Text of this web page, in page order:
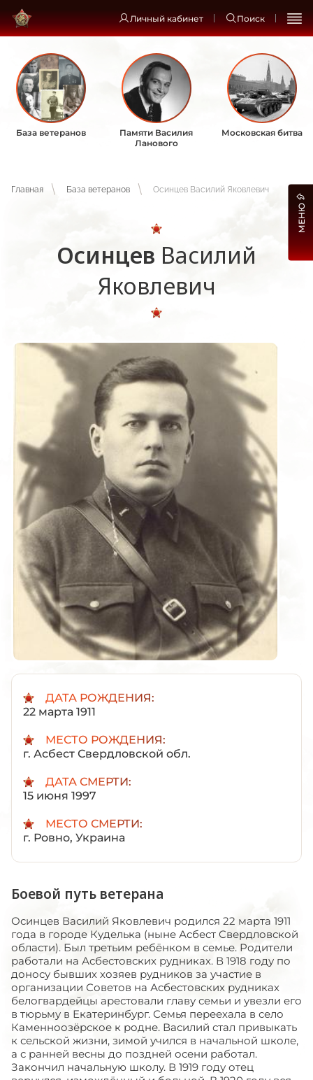
Личный кабинет Поиск
База ветеранов
Памяти Василия
Ланового
Московская битва
Главная База ветеранов Осинцев Василий Яковлевич
Осинцев Василий
Яковлевич
ДАТА РОЖДЕНИЯ:
22 марта 1911
МЕСТО РОЖДЕНИЯ:
г. Асбест Свердловской обл.
ДАТА СМЕРТИ:
15 июня 1997
МЕСТО СМЕРТИ:
г. Ровно, Украина
Боевой путь ветерана
Осинцев Василий Яковлевич родился 22 марта 1911 года в городе Куделька (ныне Асбест Свердловской области). Был третьим ребёнком в семье. Родители работали на Асбестовских рудниках. В 1918 году по доносу бывших хозяев рудников за участие в организации Советов на Асбестовских рудниках белогвардейцы арестовали главу семьи и увезли его в тюрьму в Екатеринбург. Семья переехала в село Каменноозёрское к родне. Василий стал привыкать к сельской жизни, зимой учился в начальной школе, а с ранней весны до поздней осени работал. Закончил начальную школу. В 1919 году отец вернулся, измождённый и больной. В 1920 году вся семья переболела тифом, в 1921 году с трудом выжили во время голода, ели лепёшки из травы, в семье тогда была ещё одна новорожденная девочка. В 1923 Василий вынужден был работать на кулака, который "оплатил" труд рваными ботинками. Вася их не взял, бросил в лицо кулаку. В 1927 году в возрасте 16 лет пошёл работать на Асбестовские рудники. работа была чрезвычайно тяжёлой. Ненадолго вернулся домой, затем опять работал на рудниках на хозяина. Чуть позже, приписав себе год, оформился в конторе забойщиком и работал на рудниках до весны 1929 года. Затем вернулся в село, всей семьёй вступили в колхоз. Тогда же Василий вступил в комсомол. В июле 1930 года после тяжёлой болезни умер отец. Вся забота о матери и сёстрах легла на плечи Василия. В конце 1930 года в возрасте 19 лет Василия Осинцева выбрали председателем колхоза, самоотвод не приняли. Днём он работал, а по вечерам учил агротехнику, знакомился с бухгалтерским делом… В 1932 году на районной комсомольской конференции Василия Осинцева избрали членом бюро райкома и перевели на комсомольскую работу. Был секретарём комитета комсомола в Леспромхозе в городе Богданович и работал в райкоме Заведующим орготделом. В июле 1932 года был принят в члены ВКП(б). 7 ноября 1933 года Василия Яковлевича Осинцева призвали в ряды Красной Армии. Василий мечтал стать пограничником, но его направили в Камышловский горвоенкомат. Оттуда направили в полковую школу младших командиров для прохождения курса молодого бойца, а затем вернули в горвоенкомат города Камышлова Свердловской области. В это же время Василий продолжил учёбу в вечерней школе и закончил 7 классов. В мае 1937 года был направлен на курсы политработников в город Свердловск. Спустя 6 месяце Осинцев В.Я. получил звание политрук. После учёбы был назначен политруком роты, а затем политруком полковой школы в Камышлове. Вскоре был избран секретарём партийного бюро полка. а в 1939 году, в связи с событиями на Халхин-Голе, полк в составе дивизии был переброшен в Забайкальский военный округ. Василий Осинцев был назначен военным комиссаром артиллерийской дивизии, а в 1941 году был переведён в политотдел дивизии на должность старшего инструктора по организационной партработе, а с этой должности, уже будучи на фронте, был назначен комиссаром полка. То есть за 8 лет Василий прошёл путь от красноармейца до комиссара полка. После разгрома японских самураев дивизия была оставлена на границе с Манчжурией. В июле 1940 года Василий Осинцев получил отпуск и приехал в Камышлов к маме и младшей сестре. А ещё в 1934 году он познакомился там с выпускницей педагогического техникума Софьей Даниловной Ярошук. Она работала в Камышлове в деском саду. 7 августа 1940 года Василий и Софья поженились, а через несколько дней Василий снова уехал на границу. Жену туда нельзя было везти. В июне 1941 года он снова приехал в отпуск в Камышлов, где его и застала война. 24 июня Василий Осинцев выехал в Забайкалье. В октябре 1941 года дивизия. в которой служил Василий Яковлевич, получила приказ двинуться на фронт. По пути на фронт их задержали в городе Куйбышеве для участия в военном параде 7 ноября. В это время там находилось правительство страны во главе с М.И. Калининым, там же находился весь дипломатический корпус. 8 ноября 1941 года на стадионе "Динамо" дивизию провожали на фронт М.И. Калинин и К.Е. Ворошилов. 9 ноября все погрузились в эшелоны и двинулись на Ленинградский фронт. С 8 на 9 ноября немцы захватили город Тихвин, замкнув второе кольцо окружения. Освобождение Тихвина стало вопросом жизни и смерти для ленинградцев. Части 65 стрелковой дивизии сходу вступили в бой, освободили ряд крупных населённых пунктов и в первых числах декабря 1941 года вплотную подошли к городу Тихвину. Новое наступление готовилось в течение трёх суток, потому что немцы за месяц создали там прочную оборону и организовали плотную огневую систему. 5 декабря 1941 года на рассвете, после мощной артиллерийской подготовки началось наступление. Воины-уральцы вели ожесточённые бои за каждую траншею, за каждую улицу и квартал, в ночь на 8 декабря штурмом завладели городом Тихвином. Эта победа и последующий выход к Ладожскому озеру создали условия для подвоза продовольствия в Ленинград и эвакуации из Ленинграда голодающего населения. Василий Осинцев первым поднимался в атаку, поднимая за собой солдат. Шёл ожесточённый бой, кругом рвались снаряды, было страшно, но нужно было подняться и вести бойцов за собой. В тот день подразделения полка сумели прорвать первую полосу обороны немцев и овладеть восточной окраиной Тихвина. Во время одной из атак Василий Яковлевич Осинцев был тяжело ранен в обе ноги. Два бойца, оказавшиеся рядом, вынесли его с поля боя. Кровотечение останавливал сильный мороз, через какое-то время пожилой санитар дотащил Василия до санчасти. На этом закончилось пребывание Осинцева Василия на Западном фронте. 8 декабря его отправили в госпиталь в город Сокол Вологодской области. Указом Президиума Верховного Совета СССР от 17 декабря 1941 года, подписанным М.И. Калининым, Василий Яковлевич Осинцев был награждён орденом боевого Красного Знамени. В госпитале Василий провёл два с лишним месяца. Оттуда был направлен в резерв Главного политуправления в город Москву. Находясь в резерве, побывал в Новороссийске и Керчи. Сопровождал под огнём врага в распоряжение политуправления Крымского фронта большую группу политработников, призванных из запаса. 4 марта 1942 года получил свой орден боевого Красного Знамени из рук М.И. Калинина. Это был незабываемый момент. После вручения наград была сделана памятная фотография. В марте 1942 года для фронта Василий Осинцев оказался непригоден из-за последствий тяжёлого ранения. Долго не заживала одна нога. Его отправили на границу с Японией, объяснив, что Забайкалье ему хорошо знакомо и в случае необходимости воевать с Японией, он может там пригодиться. По пути на восток Василий Осинцев получил возможность на три дня заехать домой, повидаться с родными. По прибытии в Читу его отправили дальше В Монгольскую Народную Республику, где находилась 17 армия. Там Василий Осинцев был назначен комиссаром 149 мотострелкового полка 36 мотострелковой дивизии. Полк дислоцировался в Улан-Цирике и всё время находился в полной боевой готовности. В этом полку Василий прослужил почти три года в тяжелейших условиях. Со дня на день ожидали нападения Японии, напряжённая учёба и большой объём работ по строительству обороны при довольно скудном питании основательно выматывали людей. Началось массовое заболевание дистрофией. Самых истощённых солдат отправляли на две-три недели на озеро ловить рыбу, питаться ею и отдыхать. Тяжёлая служба усугублялась суровым климатом. Осенью 1944 года полк на инспекторской проверке занял первое место в дивизии и в 17 армии. Командир полка Журавлёв Ф.П. и Осинцев В.Я. были награждены орденами Красной Звезды. Вскоре после этого Василий Яковлевич был назначен на должность начальника политотдела спецчастей гарнизона города Улан-Удэ Бурятской АССР. Служба не стала легче, обязанностей прибавилось, но служба не на чужбине была морально легче для Василия Осинцева. В феврале 1945 года к нему приехала жена Соня. После долгой разлуки ни смогли быть вместе. День Победы Василий и Софья Осинцевы встретили вместе в Улан-Удэ. В январе 1946 года родился у них сын Анатолий, а в августе 1947 года родилась дочка Вера. В 1947 году Осинцеву В.Я. было присвоено звание подполковника, после чего его назначили на должность начальника политотдела 94 авиадесантной дивизии, которая дислоцировалась в городах Сретенск и Нерчинск Читинской области. В этой дивизии Василий Яковлевич прослужил до марта 1950 года. Затем ему было присвоено звание полковника, после чего направили в Москву на годичные курсы переподготовки старшего политсостава при Академии им В.И. Ленина. Экзамены Василий Осинцев сдал на отлично и в мае 1951 года прибыл к новому месту службы в город Славуту Хмельницкой области на должность начальника политотдела 97 гвардейской стрелковой дивизии. В этот же город приехала вся его семья. В Славуте Василий Яковлевич прослужил 7 лет до апреля 1958 года. Там же экстерном получил среднее образование. В 1953 году в Прикарпатском военном округе, которым тогда командовал маршал И.С. Конев, проводились большие военные манёвры. На этих манёврах, длившихся двадцать суток, Гвардейская Полтавская Краснознамённая орденов Кутузова и Богдана Хмельницкого дивизия показала высокую боевую выучку, организованность и дисциплину и получила от министра обороны отличную оценку. Василий Осинцев был награждён вторым орденом Красной Звезды, а в 1957 году за долголетнюю и безупречную службу в Советской армии был награждён вторым орденом боевого Красного Знамени. В апреле 1958 года Осинцева Василия Яковлевича перевели на службу в город Ровно. Четверть века служба Василия Осинцева проходила непосредственно в частях, т.е. в самой гуще солдатской массы. Последние годы он работал в политотделе 13 армии, а в ноябре 1961 года в связи с возрастом (ему исполнилось 50 лет) и по выслуге лет в Вооружённых Силах он был уволен в запас. Начался новый этап жизни. Василий Яковлевич пошёл работать на завод газоразрядных приборов в юридический отдел. На заводе Василий Яковлевич проработал ещё 28 лет до 1990 года и ушёл на пенсию в возрасте 79 лет. Помимо работы Василий Яковлевич занимался общественными делами, в том числе и военно-патриотическим воспитанием молодёжи, активно работал в Совете ветеранов за
МЕНЮ